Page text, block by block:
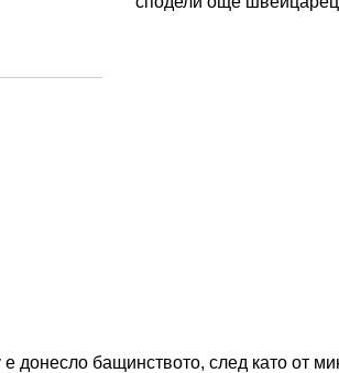
донесло бащинството, след като от